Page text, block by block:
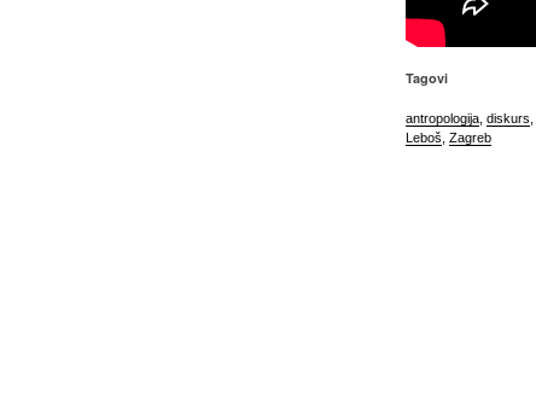
Tagovi
antropologija diskurs
Leboš Zagreb